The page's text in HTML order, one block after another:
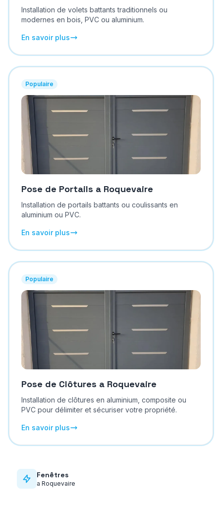
Installation de volets battants traditionnels ou
modernes en bois, PVC ou aluminium.
En savoir plus
Populaire
Pose de Portails a Roquevaire
Installation de portails battants ou coulissants en
aluminium ou PVC.
En savoir plus
Populaire
Pose de Clôtures a Roquevaire
Installation de clôtures en aluminium, composite ou
PVC pour délimiter et sécuriser votre propriété.
En savoir plus
Fenêtres
a Roquevaire